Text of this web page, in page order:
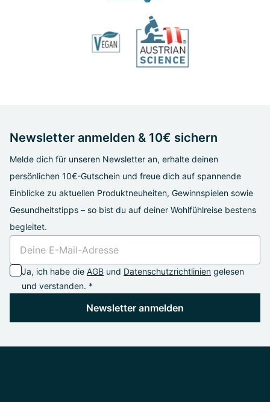
Newsletter anmelden & 10€ sichern
Melde dich für unseren Newsletter an, erhalte deinen
persönlichen 10€-Gutschein und freue dich auf spannende
Einblicke zu aktuellen Produktneuheiten, Gewinnspielen sowie
Gesundheitstipps – so bist du auf deiner Wohlfühlreise bestens
begleitet.
Ja, ich habe die AGB und Datenschutzrichtlinien gelesen
und verstanden. *
Newsletter anmelden